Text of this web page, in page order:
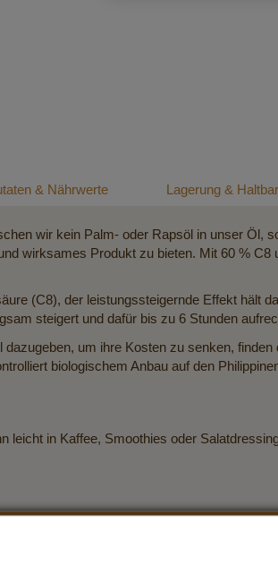
wir kein Palm- oder Rapsöl in unser Öl,
wirksames Produkt zu bieten. Mit 60 %
(C8), der leistungssteigernde Effekt hält
steigert und dafür bis zu 6 Stunden
um ihre Kosten zu senken,
biologischem Anbau auf den
leicht in Kaffee, Smoothies oder
& Nährwerte Lagerung &